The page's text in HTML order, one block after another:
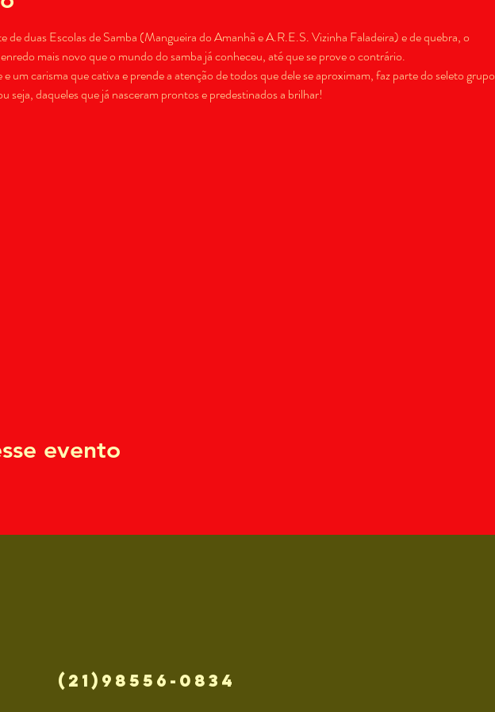
duas Escolas de Samba (Mangueira do Amanhã e A.R.E.S. Vizinha Faladeira) e de quebra, o
mais novo que o mundo do samba já conheceu, até que se prove o contrário.
um carisma que cativa e prende a atenção de todos que dele se aproximam, faz parte do seleto grupo
seja, daqueles que já nasceram prontos e predestinados a brilhar!
evento
(21)98556-0834